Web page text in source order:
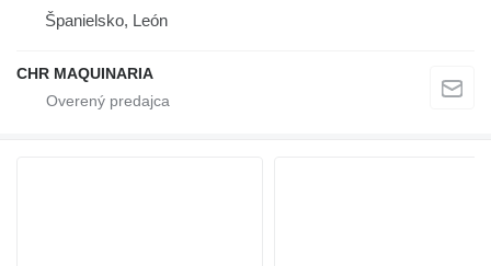
Španielsko, León
CHR MAQUINARIA